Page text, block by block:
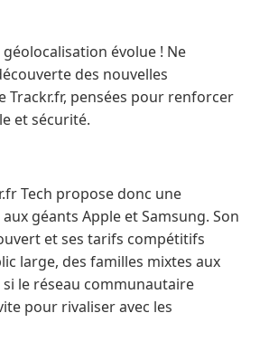
évolue ! Ne
des nouvelles
Trackr.fr, pensées pour renforcer
et sécurité.
Tech propose donc une
géants Apple et Samsung. Son
et ses tarifs compétitifs
large, des familles mixtes aux
si le réseau communautaire
pour rivaliser avec les